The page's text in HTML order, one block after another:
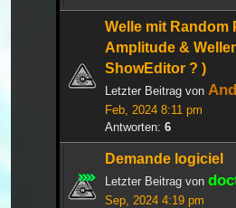
Welle mit Random
Amplitude &
ShowEditor ? )
Letzter Beitrag von
Feb, 2024 8:11 pm
Antworten: 6
Demande logiciel
Letzter Beitrag von
Sep, 2024 4:19 pm